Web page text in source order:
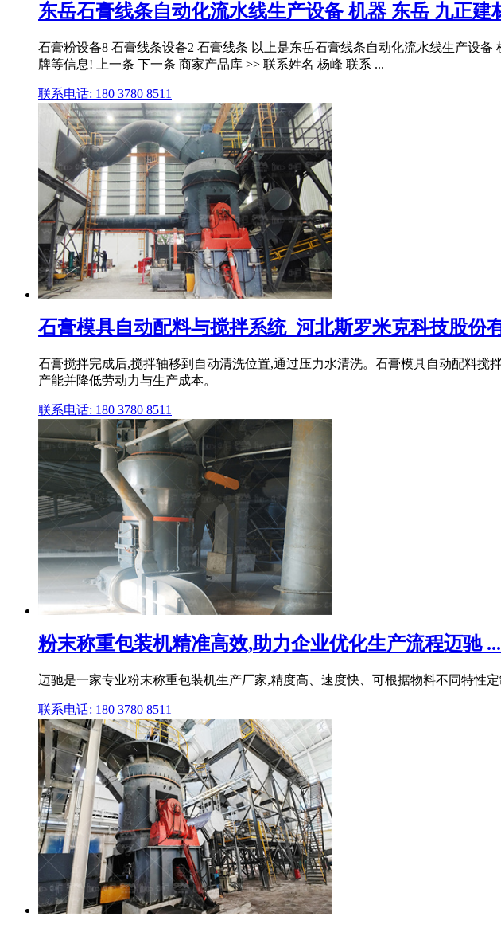
东岳石膏线条自动化流水线生产设备 机器 东岳 九正建
石膏粉设备8 石膏线条设备2 石膏线条 以上是东岳石膏线条自动化流水线生产设
牌等信息! 上一条 下一条 商家产品库 >> 联系姓名 杨峰 联系 ...
联系电话: 180 3780 8511
石膏模具自动配料与搅拌系统_河北斯罗米克科技股份
石膏搅拌完成后,搅拌轴移到自动清洗位置,通过压力水清洗。石膏模具自动配料
产能并降低劳动力与生产成本。
联系电话: 180 3780 8511
粉末称重包装机精准高效,助力企业优化生产流程迈驰 ...
迈驰是一家专业粉末称重包装机生产厂家,精度高、速度快、可根据物料不同特性
联系电话: 180 3780 8511